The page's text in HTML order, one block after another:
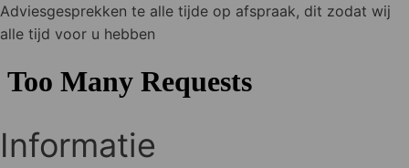
Adviesgesprekken te alle tijde op afspraak, dit zodat wij
alle tijd voor u hebben
Informatie